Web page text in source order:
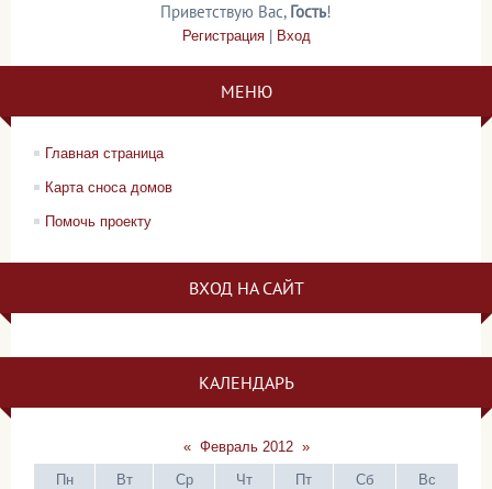
Приветствую Вас, Гость!
Регистрация| Вход
МЕНЮ
Главная страница
Карта сноса домов
Помочь проекту
ВХОД НА САЙТ
КАЛЕНДАРЬ
« Февраль 2012 »
Пн
Вт Ср Чт Пт Сб Вс